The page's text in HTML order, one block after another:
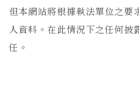
但本網站將根據執法單位之要
人資料。在此情況下之任何披
任。